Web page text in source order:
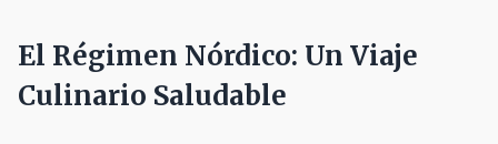
El Régimen Nórdico: Un Viaje
Culinario Saludable